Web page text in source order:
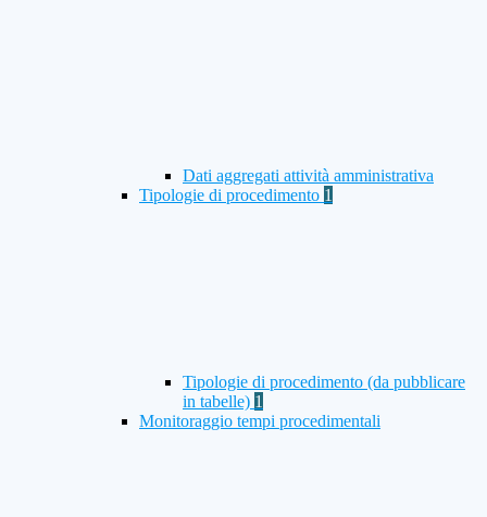
Dati aggregati attività amministrativa
Tipologie di procedimento 1
Tipologie di procedimento (da pubblicare
in tabelle) 1
Monitoraggio tempi procedimentali